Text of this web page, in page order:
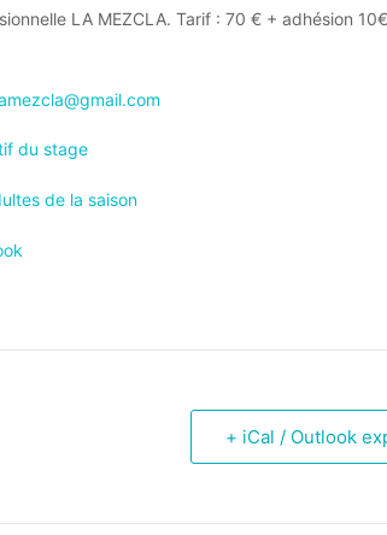
LA MEZCLA. Tarif : 70 € + adhésion
du stage
de la saison
+ iCal / Outlook